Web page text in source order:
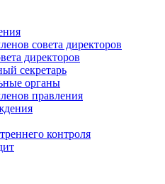
совета директоров
директоров
секретарь
органы
правления
контроля